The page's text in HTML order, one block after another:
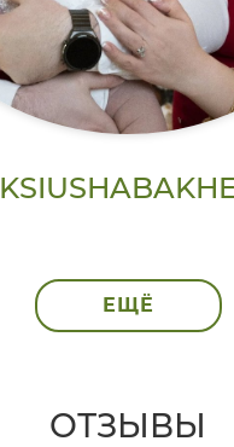
ЕЩЁ
ОТЗЫВЫ